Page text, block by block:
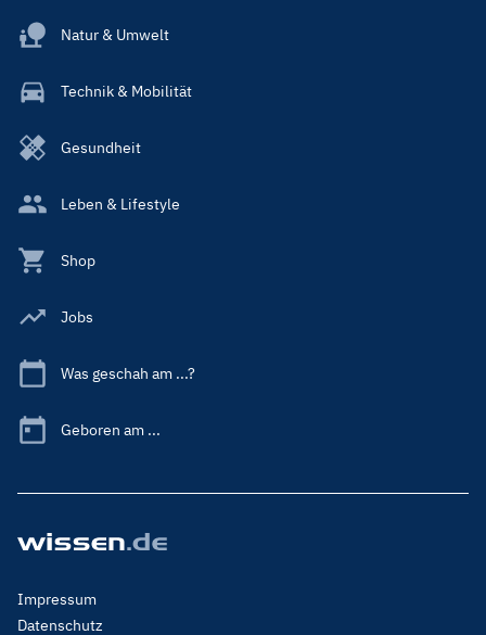
Natur & Umwelt
Technik & Mobilität
Gesundheit
Leben & Lifestyle
Shop
Jobs
Was geschah am ...?
Geboren am ...
Footer
Menu
Impressum
Datenschutz